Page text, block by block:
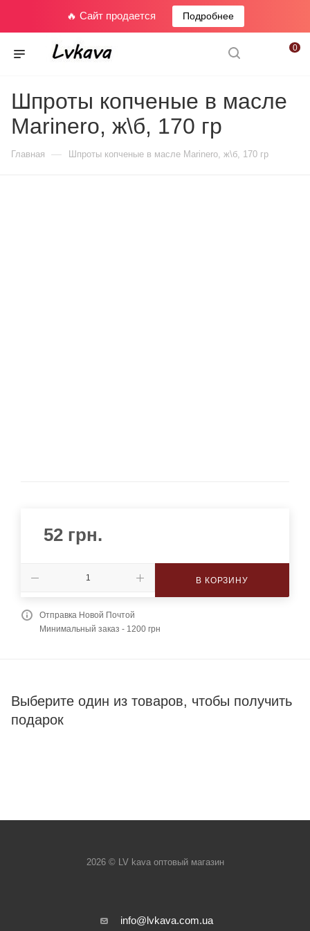
🔥 Сайт продается Подробнее
0
Шпроты копченые в масле
Marinero, ж\б, 170 гр
Главная — Шпроты копченые в масле Marinero, ж\б, 170 гр
52 грн.
В КОРЗИНУ
Отправка Новой Почтой
Минимальный заказ - 1200 грн
Выберите один из товаров, чтобы получить
подарок
2026 © LV kava оптовый магазин
info@lvkava.com.ua